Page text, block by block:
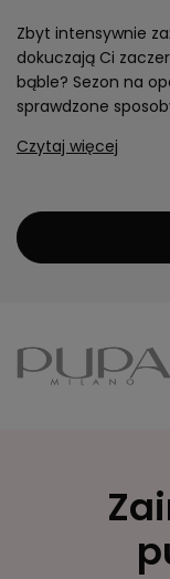
Zbyt intensywnie
dokuczają Ci
bąble? Sezon na
sprawdzone
Czytaj więcej